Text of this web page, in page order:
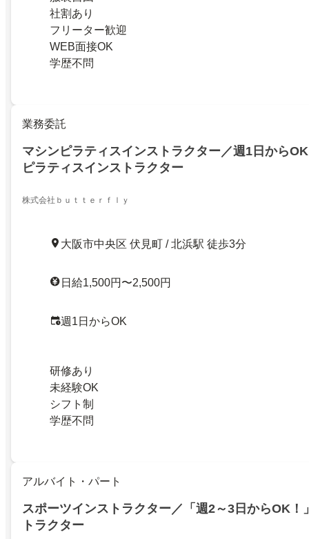
社割あり
フリーター歓迎
WEB面接OK
学歴不問
業務委託
マシンピラティスインストラクター／週1日から
ピラティスインストラクター
株式会社ｂｕｔｔｅｒｆｌｙ
大阪市中央区 伏見町 / 北浜駅 徒歩3分
日給1,500円〜2,500円
週1日からOK
研修あり
未経験OK
シフト制
学歴不問
アルバイト・パート
スポーツインストラクター／「週2～3日からOK！
トラクター